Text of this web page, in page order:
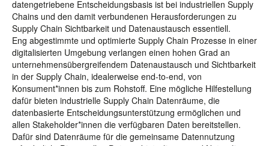
datengetriebene Entscheidungsbasis ist bei industriellen Supply
Chains und den damit verbundenen Herausforderungen zu
Supply Chain Sichtbarkeit und Datenaustausch essentiell.
Eng abgestimmte und optimierte Supply Chain Prozesse in einer
digitalisierten Umgebung verlangen einen hohen Grad an
unternehmensübergreifendem Datenaustausch und Sichtbarkeit
in der Supply Chain, idealerweise end-to-end, von
Konsument*innen bis zum Rohstoff. Eine mögliche Hilfestellung
dafür bieten industrielle Supply Chain Datenräume, die
datenbasierte Entscheidungsunterstützung ermöglichen und
allen Stakeholder*innen die verfügbaren Daten bereitstellen.
Dafür sind Datenräume für die gemeinsame Datennutzung